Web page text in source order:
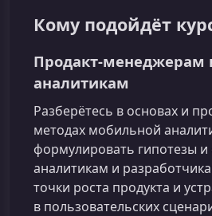
Кому подойдёт
Продакт-менеджерам
аналитикам
Разберётесь в основах и
методах мобильной
формулировать гипотезы и
аналитикам и
точки роста продукта и
в пользовательских